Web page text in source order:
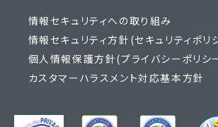
情報セキュリティへの取り組み
情報セキュリティ方針(セキュリティポリ
個人情報保護方針(プライバシーポリシ
カスタマーハラスメント対応基本方針